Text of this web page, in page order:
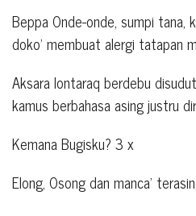
Beppa Onde-onde, sumpi tana,
doko’ membuat alergi tatapan
Aksara lontaraq berdebu
kamus berbahasa asing justru
Kemana Bugisku? 3 x
Elong, Osong dan manca’